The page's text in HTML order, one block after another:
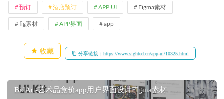
预订 酒店预订 APP UI Figma素材
fig素材 APP界面 app
收藏 分享链接：https://www.sighted.cn/app-ui/10325.html
BidArt-艺术品竞价app用户界面设计FIgma素材